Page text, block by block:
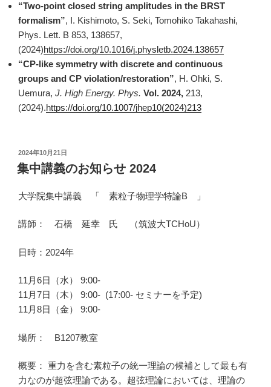
“Two-point closed string amplitudes in the BRST
formalism”, I. Kishimoto, S. Seki, Tomohiko Takahashi,
Phys. Lett. B 853, 138657,
(2024)https://doi.org/10.1016/j.physletb.2024.138657
“CP-like symmetry with discrete and continuous
groups and CP violation/restoration”, H. Ohki, S.
Uemura, J. High Energy. Phys. Vol. 2024, 213,
(2024).https://doi.org/10.1007/jhep10(2024)213
投
稿
日:
2024年10月21日
集中講義のお知らせ 2024
大学院集中講義 「 素粒子物理学特論B 」
講師： 石橋 延幸 氏 （筑波大TCHoU）
日時：2024年
11月6日（水） 9:00-
11月7日（木） 9:00- (17:00- セミナーを予定)
11月8日（金） 9:00-
場所： B1207教室
概要： 重力を含む素粒子の統一理論の候補として最も有
力なのが超弦理論である。超弦理論においては、理論の